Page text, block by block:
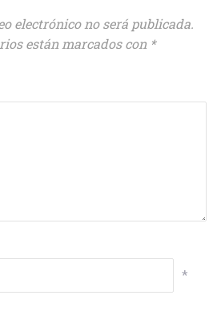
electrónico no será publicada.
están marcados con *
*